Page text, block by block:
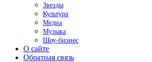
Звезды
Культура
Медиа
Музыка
Шоу-бизнес
О сайте
Обратная связь